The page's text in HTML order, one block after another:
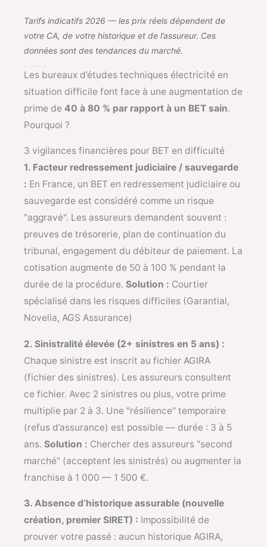
Tarifs indicatifs 2026 — les prix réels dépendent de
votre CA, de votre historique et de l’assureur. Ces
données sont des tendances du marché.
Les bureaux d’études techniques électricité en
situation difficile font face à une augmentation de
prime de 40 à 80 % par rapport à un BET sain.
Pourquoi ?
3 vigilances financières pour BET en difficulté
1. Facteur redressement judiciaire / sauvegarde
: En France, un BET en redressement judiciaire ou
sauvegarde est considéré comme un risque
"aggravé". Les assureurs demandent souvent :
preuves de trésorerie, plan de continuation du
tribunal, engagement du débiteur de paiement. La
cotisation augmente de 50 à 100 % pendant la
durée de la procédure. Solution : Courtier
spécialisé dans les risques difficiles (Garantial,
Novelia, AGS Assurance)
2. Sinistralité élevée (2+ sinistres en 5 ans) :
Chaque sinistre est inscrit au fichier AGIRA
(fichier des sinistres). Les assureurs consultent
ce fichier. Avec 2 sinistres ou plus, votre prime
multiplie par 2 à 3. Une "résilience" temporaire
(refus d’assurance) est possible — durée : 3 à 5
ans. Solution : Chercher des assureurs "second
marché" (acceptent les sinistrés) ou augmenter la
franchise à 1 000 — 1 500 €.
3. Absence d’historique assurable (nouvelle
création, premier SIRET) : Impossibilité de
prouver votre passé : aucun historique AGIRA,